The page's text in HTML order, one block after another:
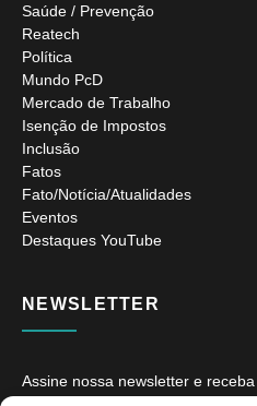
Saúde / Prevenção
Reatech
Política
Mundo PcD
Mercado de Trabalho
Isenção de Impostos
Inclusão
Fatos
Fato/Notícia/Atualidades
Eventos
Destaques YouTube
NEWSLETTER
Assine nossa newsletter e